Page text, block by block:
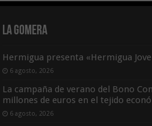
La Gomera
Hermigua presenta «Hermigua
6 agosto, 2026
La campaña de verano del Bono
millones de euros en el tejido
6 agosto, 2026